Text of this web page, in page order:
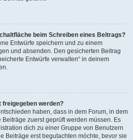
beim Schreiben eines Beitrags?
Entwürfe speichern und zu einem
und absenden. Den gesicherten Beitrag
Entwürfe verwalten“ in deinem
werden?
haben, dass in dem Forum, in dem
zuerst geprüft werden müssen. Es
dich zu einer Gruppe von Benutzern
Beiträge erst begutachten möchte, bevor sie